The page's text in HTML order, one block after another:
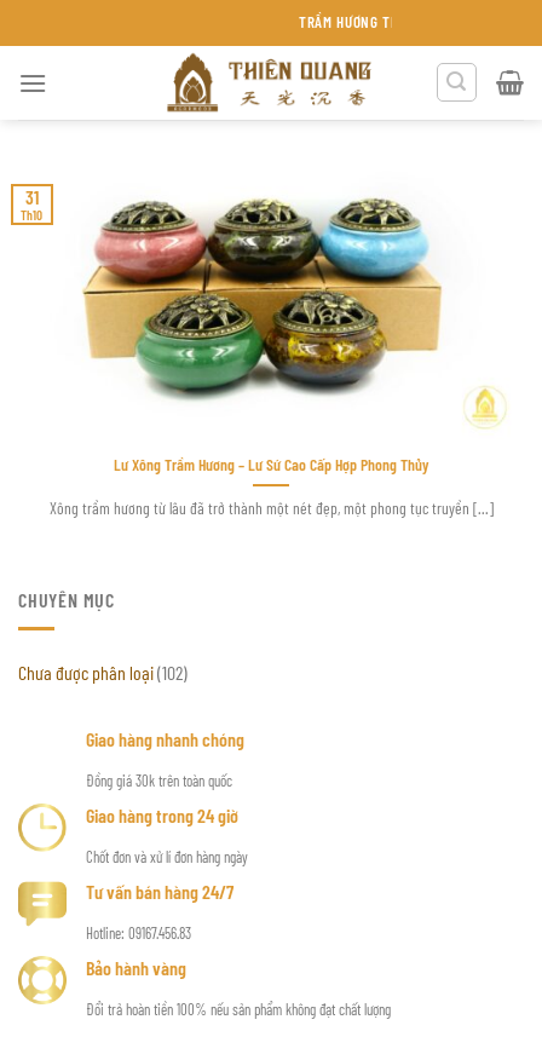
đến
TRẦM HƯƠNG THIÊN QUANG KHÁNH HÒA
Lư Xông Trầm Hương – Lư Sứ Cao Cấp Hợp Phong Thủy
Xông trầm hương từ lâu đã trở thành một nét đẹp, một phong tục truyền [...]
31
Th10
CHUYÊN MỤC
Chưa được phân loại(102)
Giao hàng nhanh chóng
Đồng giá 30k trên toàn quốc
Giao hàng trong 24 giờ
Chốt đơn và xử lí đơn hàng ngày
Tư vấn bán hàng 24/7
Hotline: 09167.456.83
Bảo hành vàng
Đổi trả hoàn tiền 100% nếu sản phẩm không đạt chất lượng